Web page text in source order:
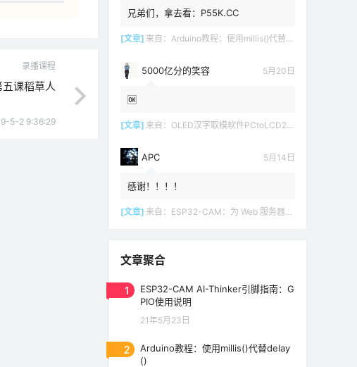
录播课程
课稻草人
5-2 9:36:29
兄弟们，拿去看：P55K.CC
[文章] 来自： Arduino教程：使用millis()代替delay()
5000亿分的笑容 5月20日
🆗
[文章] 来自： OLED汉字取模软件PCtoLCD2002 LCD1602
APC 5月14日
感谢！！！！
[文章] 来自： ESP32-CAM：为 Web 服务器（Arduino IDE）设置接入点（AP）
文章聚合
1
ESP32-CAM AI-Thinker引脚指南：G
PIO使用说明
21年5月23日
2
Arduino教程：使用millis()代替delay
()